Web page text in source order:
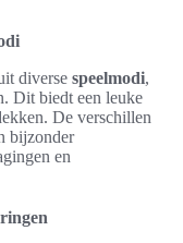
diverse speelmodi,
Dit biedt een leuke
De verschillen
bijzonder
en